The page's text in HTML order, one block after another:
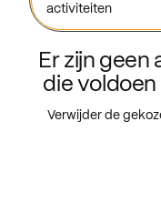
activiteiten
Er zijn
die
Verwijder de